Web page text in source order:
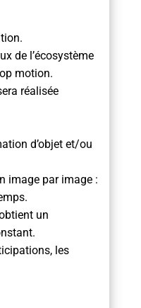
de l’écosystème
motion.
réalisée
d’objet et/ou
image par image :
un
les